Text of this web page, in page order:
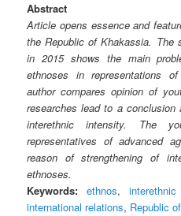
Abstract
Article opens essence and
the Republic of Khakassia. The
in 2015 shows the main
ethnoses in representations
author compares opinion of
researches lead to a
interethnic intensity. The
representatives of advanced
reason of strengthening of
ethnoses.
Keywords: ethnos,
international relations, Republic